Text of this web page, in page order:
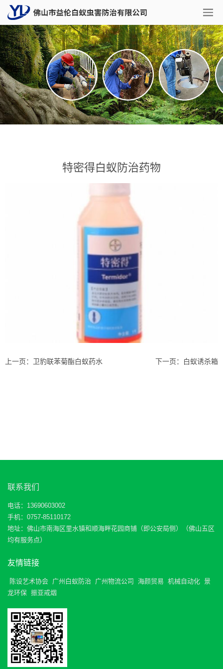
特密得白蚁防治药物
上一页： 卫豹联苯菊酯白蚁药水 下一页： 白蚁诱杀箱
联系我们
电话：13690603002
手机：0757-85110172
地址：佛山市南海区里水镇和顺海畔花园商铺（即公安局侧）（佛山五区
均有服务点）
友情链接
陈设艺术协会 广州白蚁防治 广州物流公司 海颜贸易 机械自动化 景
龙环保 振亚戒烟